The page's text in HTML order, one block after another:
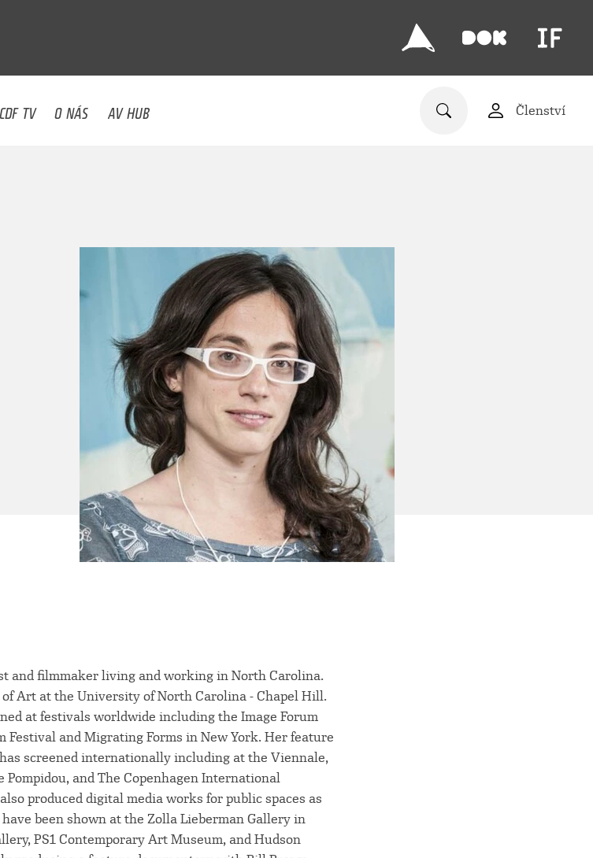
CDF TV O NÁS AV HUB Členství
and filmmaker living and working in North Carolina.
Art at the University of North Carolina - Chapel Hill.
at festivals worldwide including the Image Forum
Festival and Migrating Forms in New York. Her feature
screened internationally including at the Viennale,
Pompidou, and The Copenhagen International
produced digital media works for public spaces as
been shown at the Zolla Lieberman Gallery in
PS1 Contemporary Art Museum, and Hudson